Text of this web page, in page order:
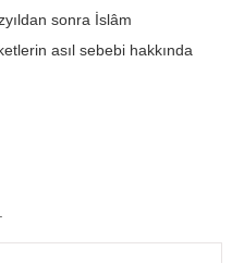
sonra İslâm
asıl sebebi hakkında